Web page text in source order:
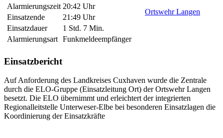
Alarmierungszeit 20:42 Uhr
Einsatzende
21:49 Uhr
Einsatzdauer
1 Std. 7 Min.
Alarmierungsart Funkmeldeempfänger
Ortswehr Langen
Einsatzbericht
Auf Anforderung des Landkreises Cuxhaven wurde die Zentrale
durch die ELO-Gruppe (Einsatzleitung Ort) der Ortswehr Langen
besetzt. Die ELO übernimmt und erleichtert der integrierten
Regionalleitstelle Unterweser-Elbe bei besonderen Einsatzlagen die
Koordinierung der Einsatzkräfte